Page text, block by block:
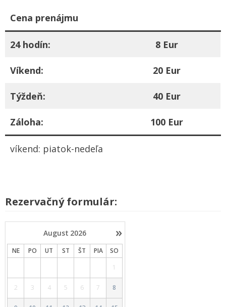
Cena prenájmu
24 hodín: 8 Eur
Víkend: 20 Eur
Týždeň: 40 Eur
Záloha: 100 Eur
víkend: piatok-nedeľa
Rezervačný formulár:
»
August 2026
NE PO UT ST ŠT PIA
SO
1
2 3 4 5 6 7 8